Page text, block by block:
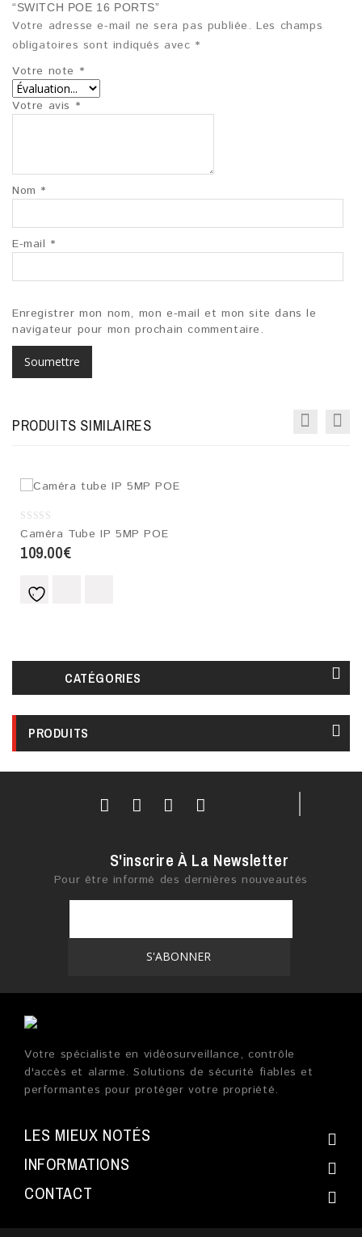
“SWITCH POE 16 PORTS”
Votre adresse e-mail ne sera pas publiée. Les champs
obligatoires sont indiqués avec *
Votre note *
Votre avis *
Nom *
E-mail *
Enregistrer mon nom, mon e-mail et mon site dans le
navigateur pour mon prochain commentaire.
PRODUITS SIMILAIRES
0
out
of
5
Caméra Tube IP 5MP POE
109.00€
CATÉGORIES
PRODUITS
S'inscrire À La Newsletter
Pour être informé des dernières nouveautés
Votre spécialiste en vidéosurveillance, contrôle
d'accès et alarme. Solutions de sécurité fiables et
performantes pour protéger votre propriété.
LES MIEUX NOTÉS
INFORMATIONS
CONTACT